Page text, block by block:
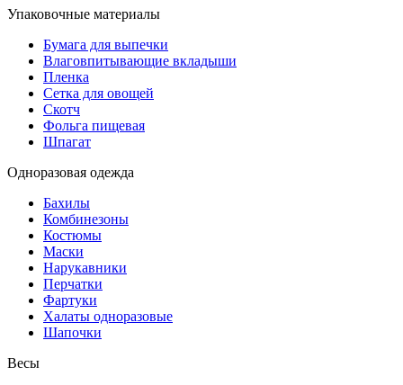
Упаковочные материалы
Бумага для выпечки
Влаговпитывающие вкладыши
Пленка
Сетка для овощей
Скотч
Фольга пищевая
Шпагат
Одноразовая одежда
Бахилы
Комбинезоны
Костюмы
Маски
Нарукавники
Перчатки
Фартуки
Халаты одноразовые
Шапочки
Весы